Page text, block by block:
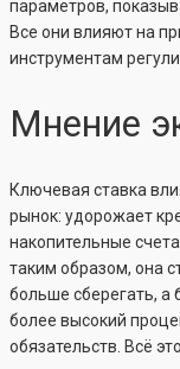
параметров,
Все они влияют на
инструментам
Мнение
Ключевая ставка
рынок: удорожает
накопительные
таким образом, она
больше сберегать, а
более высокий
обязательств. Всё